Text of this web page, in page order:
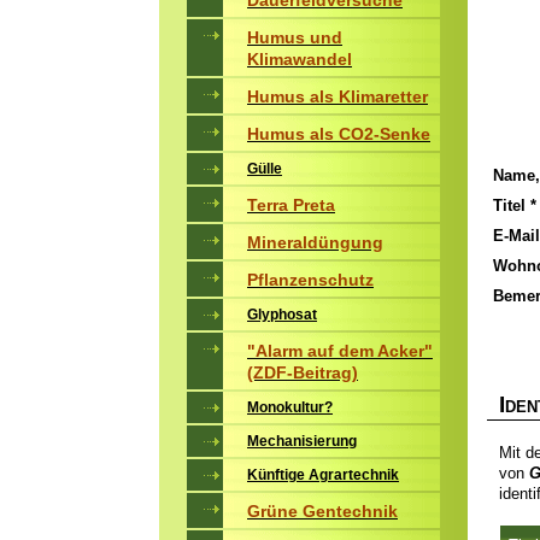
Titel *
E-
I
Mit
von
Humus und
Klimawandel
Humus als Klimaretter
Humus als CO2-Senke
Gülle
Terra Preta
Mineraldüngung
Pflanzenschutz
Glyphosat
"Alarm auf dem Acker"
(ZDF-Beitrag)
Monokultur?
Mechanisierung
Künftige Agrartechnik
Grüne Gentechnik